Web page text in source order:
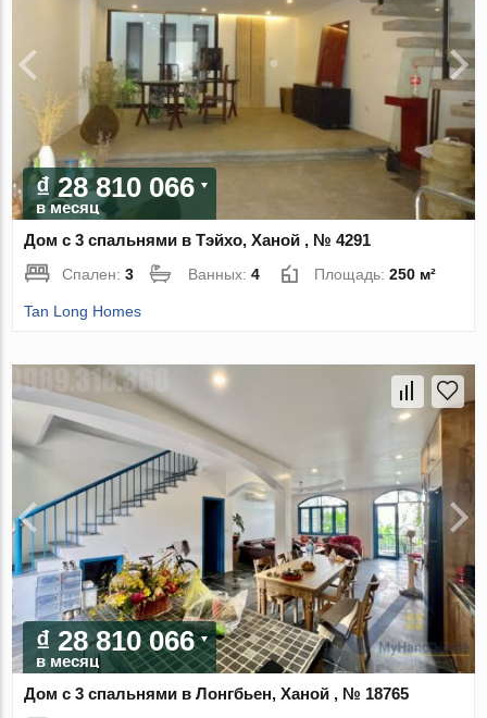
₫ 28 810 066
в месяц
Дом с 3 спальнями в Тэйхо, Ханой , № 4291
Спален:3 Ванных:4 Площадь:250 м²
Tan Long Homes
₫ 28 810 066
в месяц
Дом с 3 спальнями в Лонгбьен, Ханой , № 18765